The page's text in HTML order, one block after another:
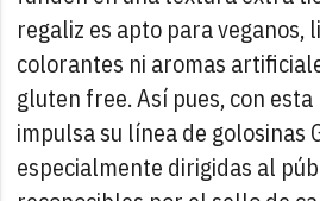
regaliz es apto para veganos,
colorantes ni aromas
gluten free.Así pues, con
impulsa su línea de golosinas
especialmente dirigidas al